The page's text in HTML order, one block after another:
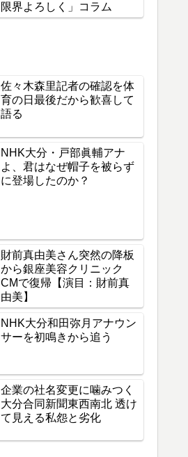
限界よろしく」コラム
佐々木森里記者の確認を体
育の日最後だから歓喜して
語る
NHK大分・戸部眞輔アナ
よ、君はなぜ帽子を被らず
に登場したのか？
財前真由美さん突然の降板
から銀座美容クリニック
CMで復帰【演目：財前真
由美】
NHK大分和田弥月アナウン
サーを初鳴きから追う
企業の社名変更に噛みつく
大分合同新聞東西南北 透け
て見える私怨と劣化